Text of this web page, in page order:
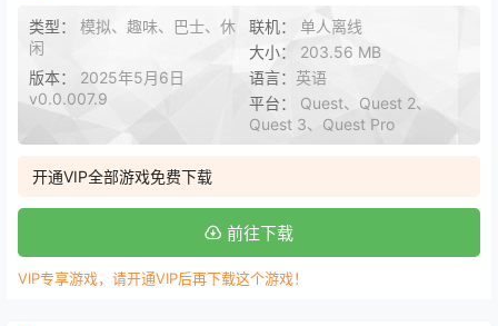
类型： 模拟、趣味、巴士、休
闲
联机： 单人离线
大小： 203.56 MB
版本： 2025年5月6日
v0.0.007.9
语言： 英语
平台： Quest、Quest 2、
Quest 3、Quest Pro
开通VIP全部游戏免费下载
前往下载
VIP专享游戏，请开通VIP后再下载这个游戏！